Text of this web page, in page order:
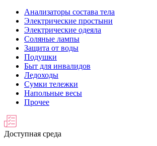
Анализаторы состава тела
Электрические простыни
Электрические одеяла
Соляные лампы
Защита от воды
Подушки
Быт для инвалидов
Ледоходы
Сумки тележки
Напольные весы
Прочее
Доступная среда